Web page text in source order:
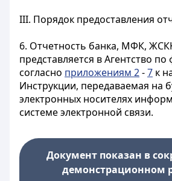
III. Порядок предоставления
6. Отчетность банка, МФК,
представляется в Агентство
согласно приложениям 2-7 к
Инструкции, передаваемая на
электронных носителях
системе электронной связи.
Документ показан в
демонстрационном